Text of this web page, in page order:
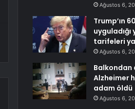
Ağustos 6,
Trump’ın
tarifeleri
Ağustos 6,
Balkondan
Alzheimer
adam öldü
Ağustos 6,